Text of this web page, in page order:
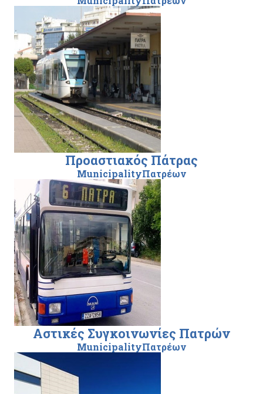
Προαστιακός Πάτρας
MunicipalityΠατρέων
Αστικές Συγκοινωνίες Πατρών
MunicipalityΠατρέων